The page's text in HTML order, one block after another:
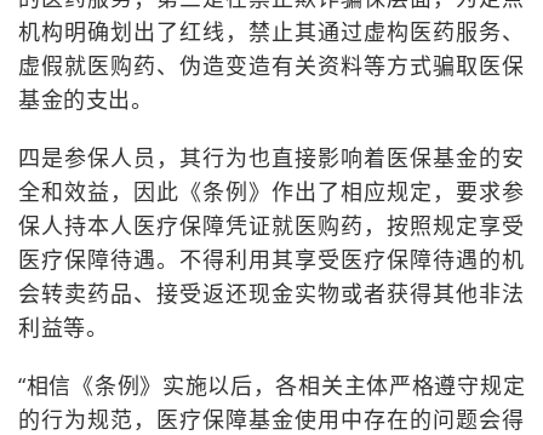
机构明确划出了红线，禁止其通过虚构医药服务、
虚假就医购药、伪造变造有关资料等方式骗取医保
基金的支出。
四是参保人员，其行为也直接影响着医保基金的安
全和效益，因此《条例》作出了相应规定，要求参
保人持本人医疗保障凭证就医购药，按照规定享受
医疗保障待遇。不得利用其享受医疗保障待遇的机
会转卖药品、接受返还现金实物或者获得其他非法
利益等。
“相信《条例》实施以后，各相关主体严格遵守规定
的行为规范，医疗保障基金使用中存在的问题会得